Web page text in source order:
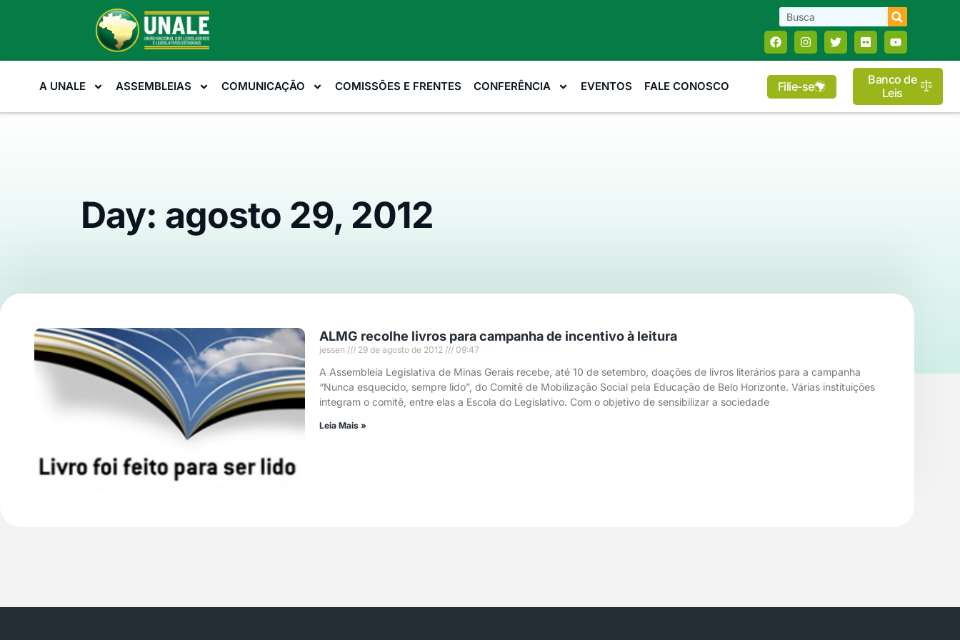
A UNALE ASSEMBLEIAS COMUNICAÇÃO COMISSÕES E FRENTES CONFERÊNCIA EVENTOS FALE CONOSCO Filie-se
Banco de
Leis
Day: agosto 29, 2012
ALMG recolhe livros para campanha de incentivo à leitura
jessen 29 de agosto de 2012 09:47
A Assembleia Legislativa de Minas Gerais recebe, até 10 de setembro, doações de livros literários para a campanha
“Nunca esquecido, sempre lido”, do Comitê de Mobilização Social pela Educação de Belo Horizonte. Várias instituições
integram o comitê, entre elas a Escola do Legislativo. Com o objetivo de sensibilizar a sociedade
Leia Mais »